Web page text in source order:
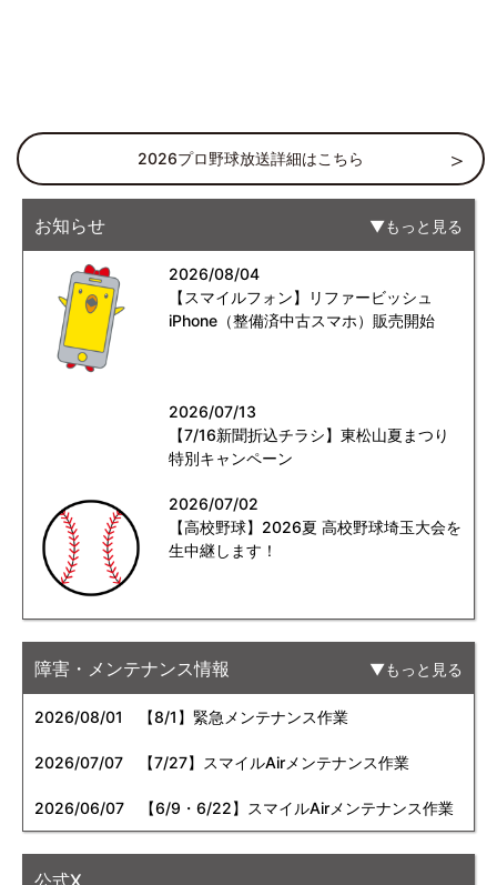
2026プロ野球放送詳細はこちら
お知らせ もっと見る
2026/08/04
【スマイルフォン】リファービッシュ
iPhone（整備済中古スマホ）販売開始
2026/07/13
【7/16新聞折込チラシ】東松山夏まつり
特別キャンペーン
2026/07/02
【高校野球】2026夏 高校野球埼玉大会を
生中継します！
障害・メンテナンス情報 もっと見る
2026/08/01 【8/1】緊急メンテナンス作業
2026/07/07 【7/27】スマイルAirメンテナンス作業
2026/06/07 【6/9・6/22】スマイルAirメンテナンス作業
公式X